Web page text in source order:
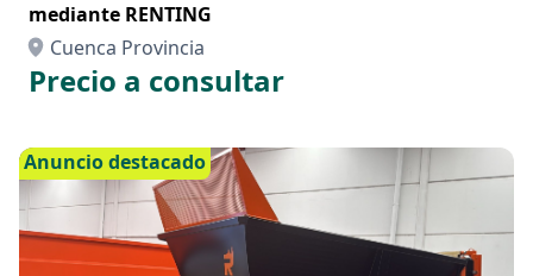
mediante RENTING
Cuenca Provincia
Precio a consultar
Anuncio destacado